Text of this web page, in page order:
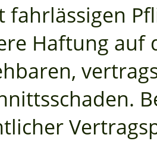
fahrlässigen
Haftung auf